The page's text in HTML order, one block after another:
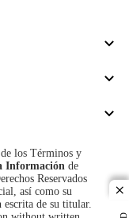
los Términos y
Información de
Reservados
así como su
de su titular.